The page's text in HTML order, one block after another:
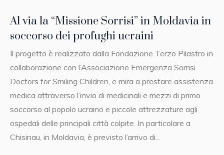
Al via la “Missione Sorrisi” in Moldavia in
soccorso dei profughi ucraini
Il progetto è realizzato dalla Fondazione Terzo Pilastro in
collaborazione con l’Associazione Emergenza Sorrisi
Doctors for Smiling Children, e mira a prestare assistenza
medica attraverso l’invio di medicinali e mezzi di primo
soccorso al popolo ucraino e piccole attrezzature agli
ospedali delle principali città colpite. In particolare a
Chisinau, in Moldavia, è previsto l’arrivo di...